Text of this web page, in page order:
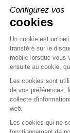
Envoyez
Suivez-nous
Configurez vos
cookies
Un cookie est un
transféré sur le
mobile lorsque vous
ensuite au cookie,
Les cookies sont
de vos préférences,
collecte
web.
Les cookies qui ne
fonctionnement de